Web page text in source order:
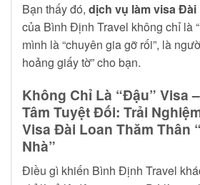
Bạn thấy đó, dịch vụ làm visa
của Bình Định Travel không chỉ là
mình là “chuyên gia gỡ rối”, là
hoảng giấy tờ” cho bạn.
Không Chỉ Là “Đậu” Visa
Tâm Tuyệt Đối: Trải
Visa Đài Loan Thăm Thân
Nhà”
Điều gì khiến Bình Định Travel